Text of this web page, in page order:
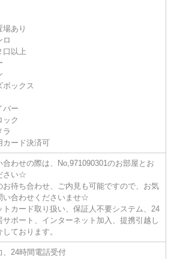
場あり
ロ
口以上
ボックス
バー
ック
ラ
カード決済可
わせの際は、No,971090301のお部屋とお
さい☆
お待ち合わせ、ご内見も可能ですので、お気
い合わせくださいませ☆
トカード取り扱い、保証人不要システム、24
サポート、インターネット加入、提携引越し
ております。
、24時間電話受付